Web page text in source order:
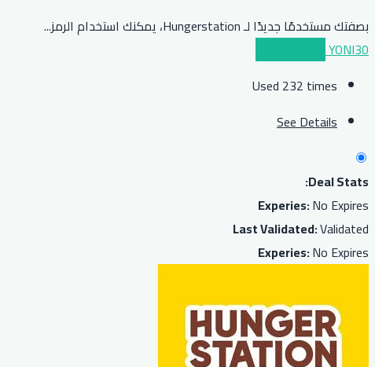
بصفتك مستخدمًا جديدًا لـ Hungerstation، يمكنك استخدام الرمز
...
YONI30
Used 232 times
See Details
Deal Stats:
Experies:No Expires
Last Validated:Validated
Experies:No Expires